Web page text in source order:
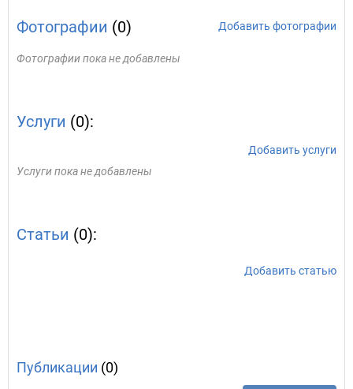
Фотографии (0) Добавить фотографии
Фотографии пока не добавлены
Услуги (0):
Добавить услуги
Услуги пока не добавлены
Статьи (0):
Добавить статью
Публикации (0)